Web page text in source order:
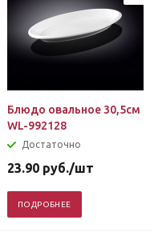
Блюдо овальное 30,5см
WL-992128
Достаточно
23.90 руб./шт
ПОДРОБНЕЕ